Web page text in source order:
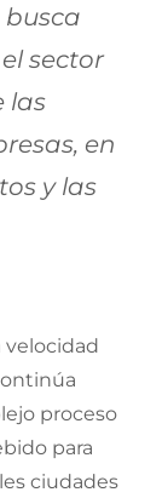
busca
sector
las
en
y las
velocidad
proceso
para
ciudades